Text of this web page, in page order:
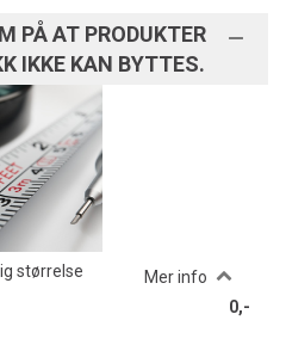
PÅ AT PRODUKTER
IKKE KAN BYTTES.
størrelse
Mer info
0,-